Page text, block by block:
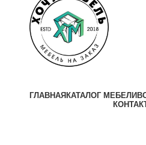
ГЛАВНАЯ КАТАЛОГ МЕБЕЛИ